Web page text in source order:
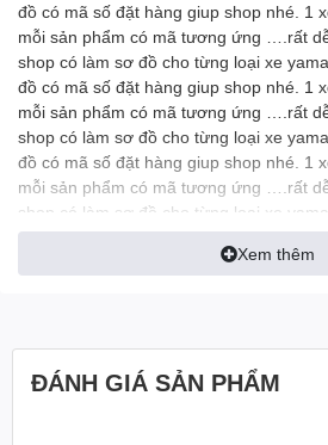
đồ có mã số đặt hàng giup shop nhé. 1
mỗi sản phẩm có mã tương ứng ….rất
shop có làm sơ đồ cho từng loại xe
đồ có mã số đặt hàng giup shop nhé. 1
mỗi sản phẩm có mã tương ứng ….rất
shop có làm sơ đồ cho từng loại xe
đồ có mã số đặt hàng giup shop nhé. 1
mỗi sản phẩm có mã tương ứng ….rất
shop có làm sơ đồ cho từng loại xe
đồ có mã số đặt hàng giup shop nhé. 1
mỗi sản phẩm có mã tương ứng ….rất
Xem thêm
ĐÁNH GIÁ SẢN PHẨM